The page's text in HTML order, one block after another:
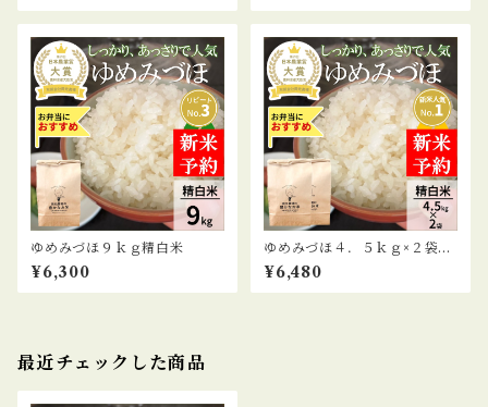
ゆめみづほ９ｋｇ精白米
¥6,300
ゆめみづほ４．５ｋｇ×２袋精
白米
¥6,480
最近チェックした商品